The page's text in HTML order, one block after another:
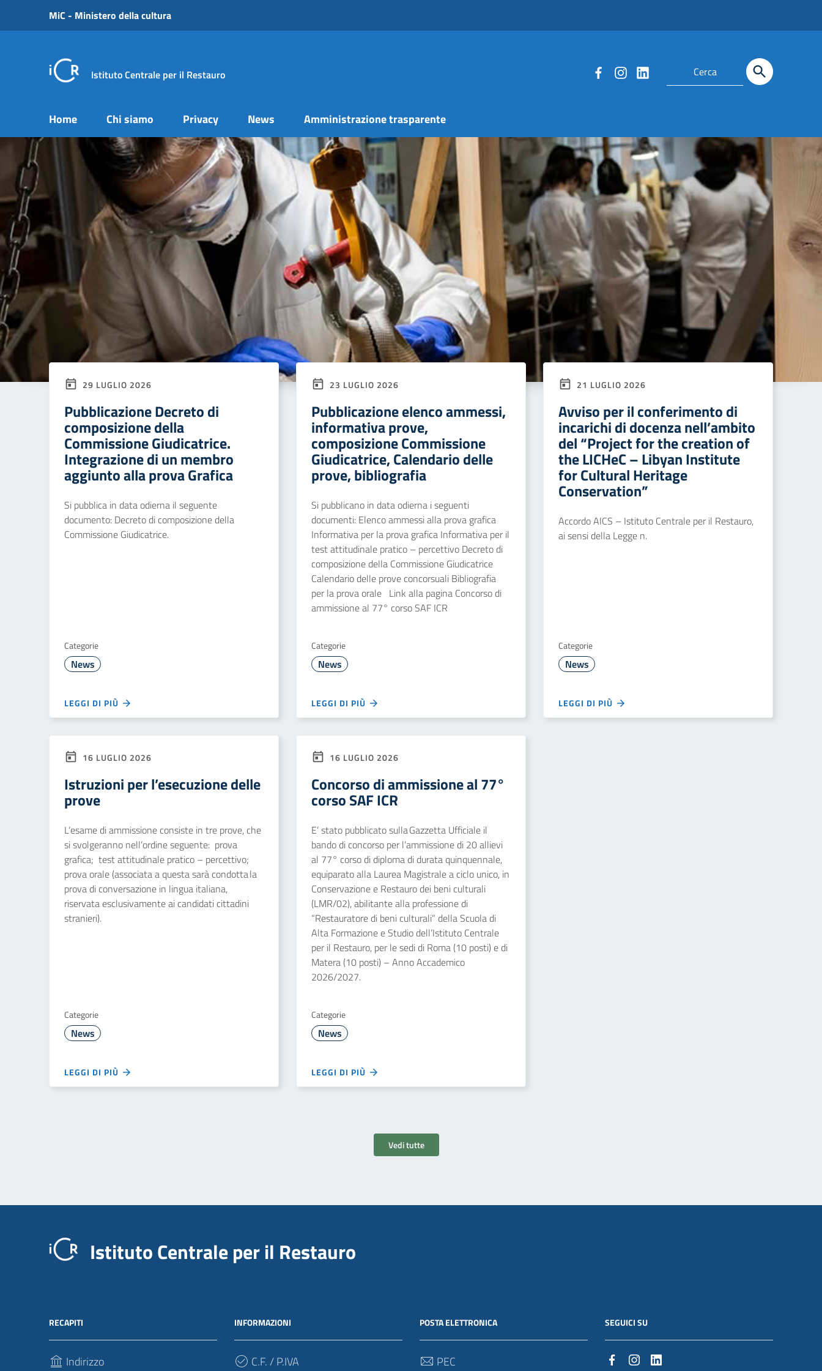
Vai ai contenuti
Vai al menu di navigazione
MiC - Ministero della cultura
Istituto Centrale per il Restauro
Home Chi siamo Privacy News Amministrazione trasparente
29 LUGLIO 2026
Pubblicazione Decreto di
composizione della
Commissione Giudicatrice.
Integrazione di un membro
aggiunto alla prova Grafica
Si pubblica in data odierna il seguente
documento: Decreto di composizione della
Commissione Giudicatrice.
Categorie
News
LEGGI DI PIÙ
23 LUGLIO 2026
Pubblicazione elenco ammessi,
informativa prove,
composizione Commissione
Giudicatrice, Calendario delle
prove, bibliografia
Si pubblicano in data odierna i seguenti
documenti: Elenco ammessi alla prova grafica
Informativa per la prova grafica Informativa per il
test attitudinale pratico – percettivo Decreto di
composizione della Commissione Giudicatrice
Calendario delle prove concorsuali Bibliografia
per la prova orale Link alla pagina Concorso di
ammissione al 77° corso SAF ICR
Categorie
News
LEGGI DI PIÙ
21 LUGLIO 2026
Avviso per il conferimento di
incarichi di docenza nell’ambito
del “Project for the creation of
the LICHeC – Libyan Institute
for Cultural Heritage
Conservation”
Accordo AICS – Istituto Centrale per il Restauro,
ai sensi della Legge n.
Categorie
News
LEGGI DI PIÙ
16 LUGLIO 2026
Istruzioni per l’esecuzione delle
prove
L’esame di ammissione consiste in tre prove, che
si svolgeranno nell’ordine seguente: prova
grafica; test attitudinale pratico – percettivo;
prova orale (associata a questa sarà condotta la
prova di conversazione in lingua italiana,
riservata esclusivamente ai candidati cittadini
stranieri).
Categorie
News
LEGGI DI PIÙ
16 LUGLIO 2026
Concorso di ammissione al 77°
corso SAF ICR
E’ stato pubblicato sulla Gazzetta Ufficiale il
bando di concorso per l’ammissione di 20 allievi
al 77° corso di diploma di durata quinquennale,
equiparato alla Laurea Magistrale a ciclo unico, in
Conservazione e Restauro dei beni culturali
(LMR/02), abilitante alla professione di
“Restauratore di beni culturali” della Scuola di
Alta Formazione e Studio dell’Istituto Centrale
per il Restauro, per le sedi di Roma (10 posti) e di
Matera (10 posti) – Anno Accademico
2026/2027.
Categorie
News
LEGGI DI PIÙ
Vedi tutte
Istituto Centrale per il Restauro
RECAPITI
Indirizzo
INFORMAZIONI
C.F. / P.IVA
POSTA ELETTRONICA
PEC
SEGUICI SU